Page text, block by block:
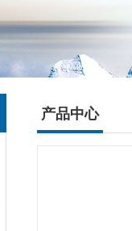
产品中心